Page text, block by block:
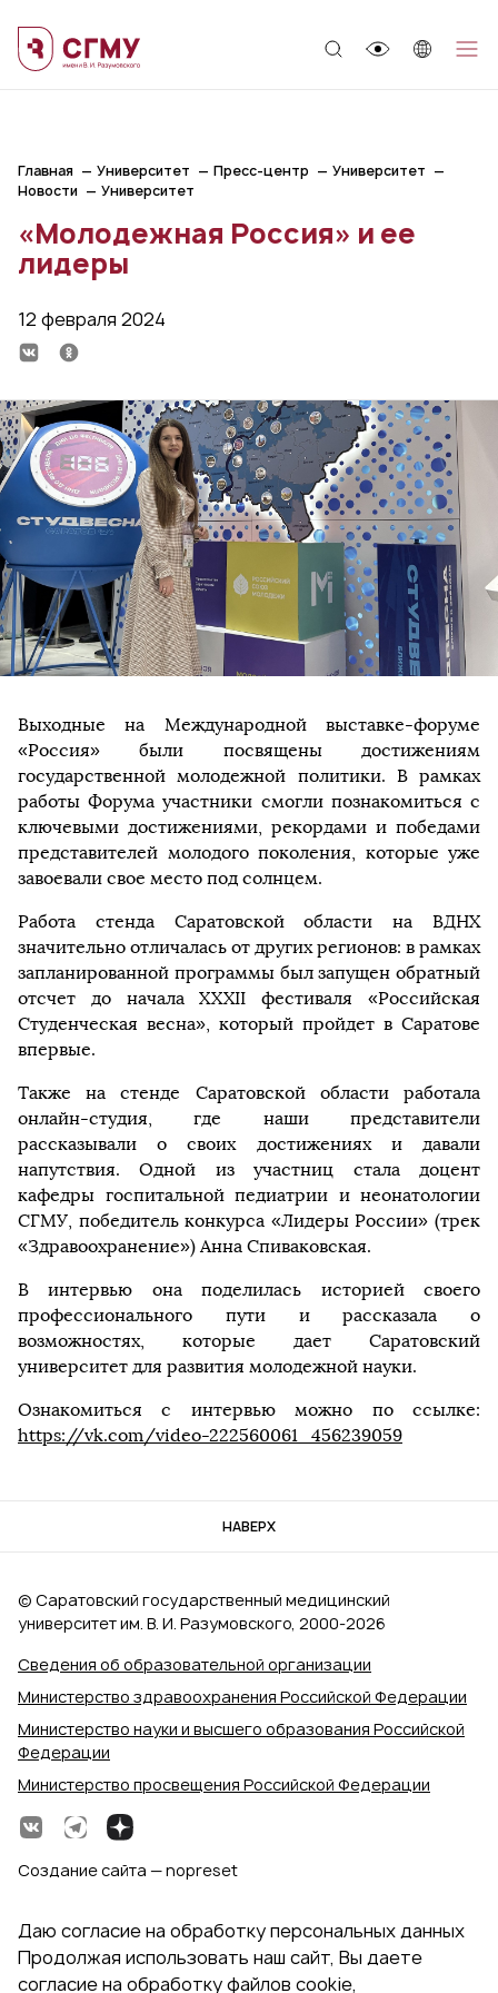
Главная Университет Пресс-центр
Университет
Новости
Университет
«Молодежная Россия» и ее
лидеры
12 февраля 2024
Выходные на Международной выставке-форуме
«Россия» были посвящены достижениям
государственной молодежной политики. В рамках
работы Форума участники смогли познакомиться с
ключевыми достижениями, рекордами и победами
представителей молодого поколения, которые уже
завоевали свое место под солнцем.
Работа стенда Саратовской области на ВДНХ
значительно отличалась от других регионов: в рамках
запланированной программы был запущен обратный
отсчет до начала XXXII фестиваля «Российская
Студенческая весна», который пройдет в Саратове
впервые.
Также на стенде Саратовской области работала
онлайн-студия, где наши представители
рассказывали о своих достижениях и давали
напутствия. Одной из участниц стала доцент
кафедры госпитальной педиатрии и неонатологии
СГМУ, победитель конкурса «Лидеры России» (трек
«Здравоохранение») Анна Спиваковская.
В интервью она поделилась историей своего
профессионального пути и рассказала о
возможностях, которые дает Саратовский
университет для развития молодежной науки.
Ознакомиться с интервью можно по ссылке:
https://vk.com/video-222560061_456239059
НАВЕРХ
Сведения об образовательной организации
Министерство здравоохранения Российской Федерации
Министерство науки и высшего образования Российской
Федерации
Министерство просвещения Российской Федерации
© Саратовский государственный медицинский
университет им. В. И. Разумовского, 2000‑2026
Создание сайта — nopreset
Даю согласие на обработку персональных данных
Продолжая использовать наш сайт, Вы даете
согласие на обработку файлов cookie,